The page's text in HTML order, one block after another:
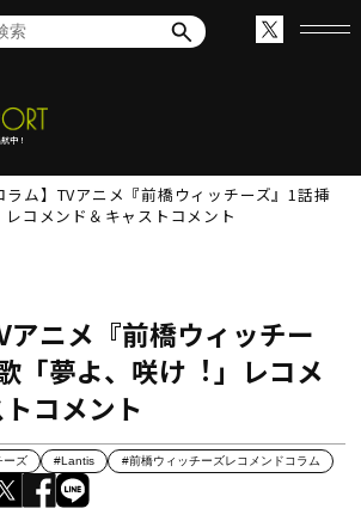
中！
ラム】TVアニメ『前橋ウィッチーズ』1話挿
コメンド＆キャストコメント
アニメ『前橋ウィッチー
「夢よ、咲け︕」レコメ
コメント
ーズ #Lantis #前橋ウィッチーズレコメンドコラム